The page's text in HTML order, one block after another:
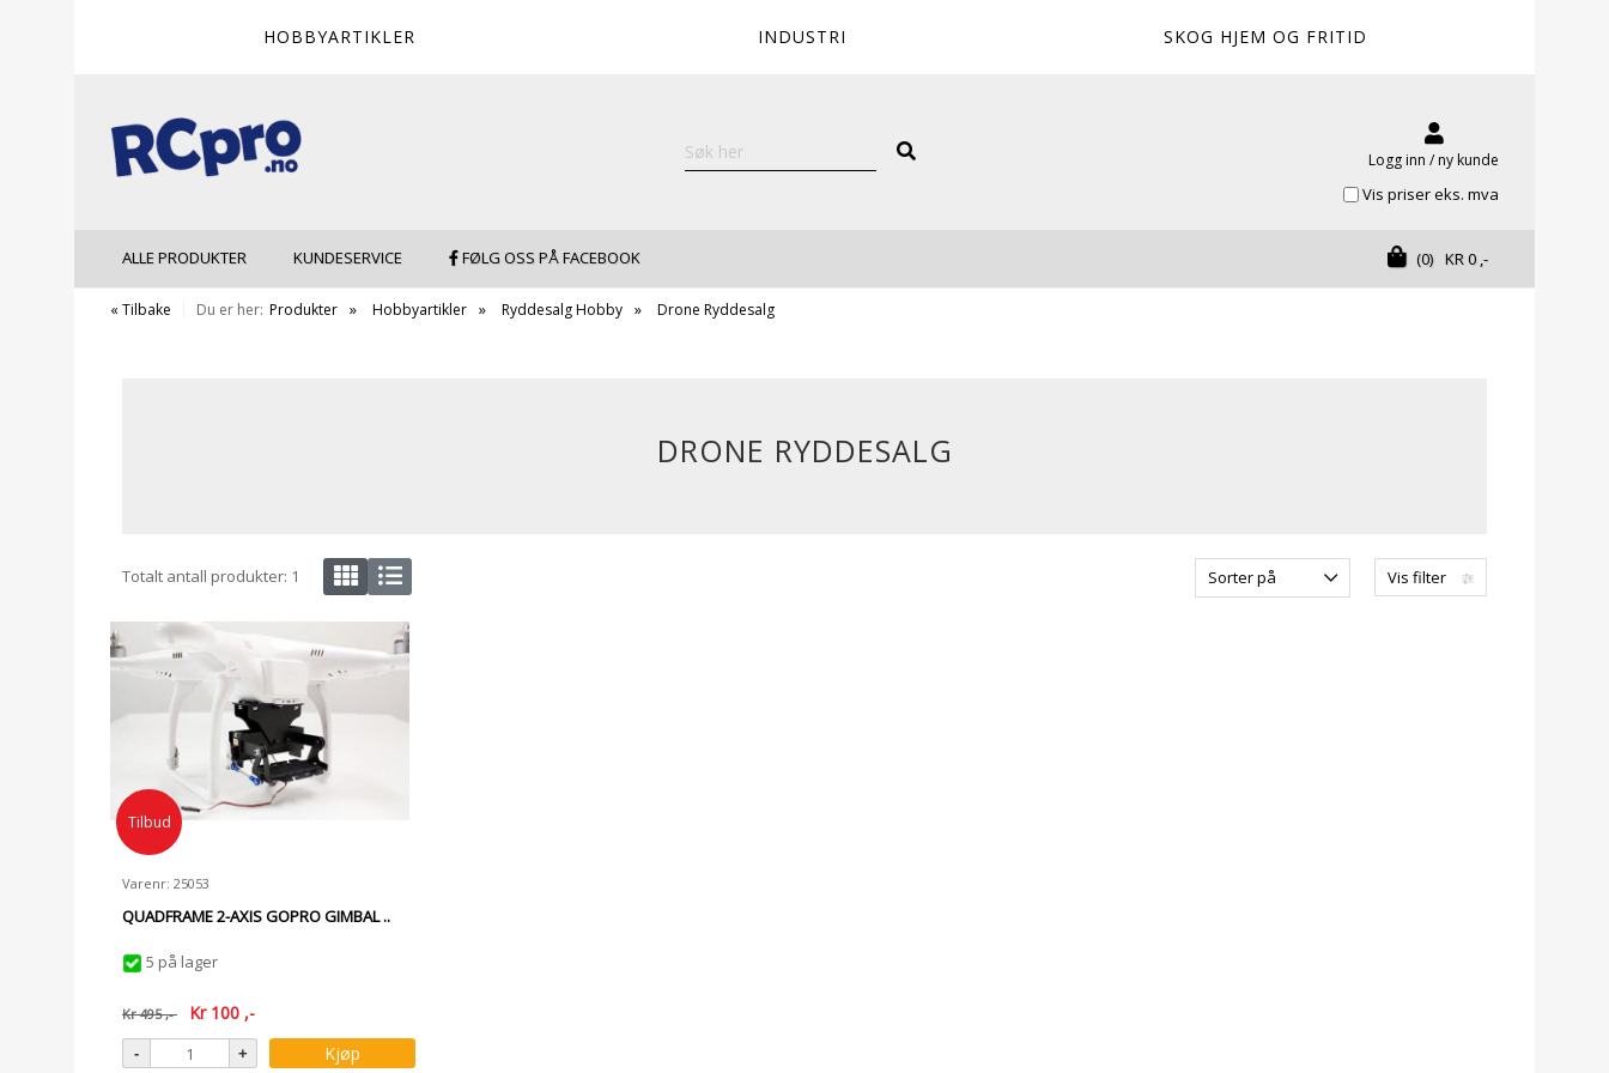
HOBBYARTIKLER INDUSTRI SKOG HJEM OG FRITID
Logg inn / ny kunde
Vis priser eks. mva
ALLE PRODUKTER KUNDESERVICE FØLG OSS PÅ FACEBOOK KR0,-
(0)
« Tilbake Du er her: Produkter Hobbyartikler Ryddesalg Hobby Drone Ryddesalg
DRONE RYDDESALG
Totalt antall produkter: 1 Vis filter
Sorter på
Tilbud
Varenr: 25053
QUADFRAME 2-AXIS GOPRO GIMBAL ..
5 på lager
Kr495,- Kr 100 ,-
Kjøp